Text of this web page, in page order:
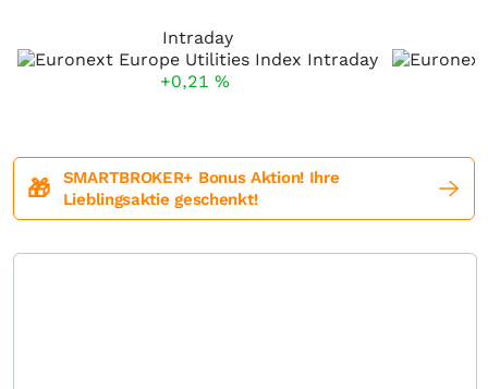
Intraday
+0,21 %
🎁
SMARTBROKER+ Bonus Aktion! Ihre
Lieblingsaktie geschenkt!